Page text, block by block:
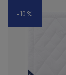
-10%